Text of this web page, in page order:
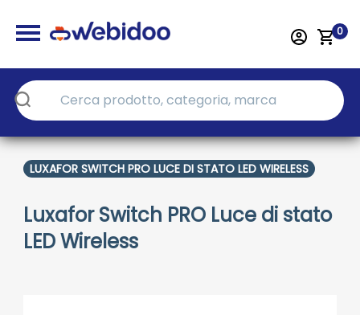
0
LUXAFOR SWITCH PRO LUCE DI STATO LED WIRELESS
Luxafor Switch PRO Luce di stato
LED Wireless